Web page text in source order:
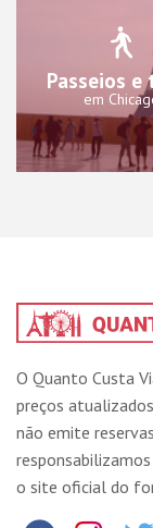
Passeios e
em
O Quanto Custa
preços
não emite
o site oficial do